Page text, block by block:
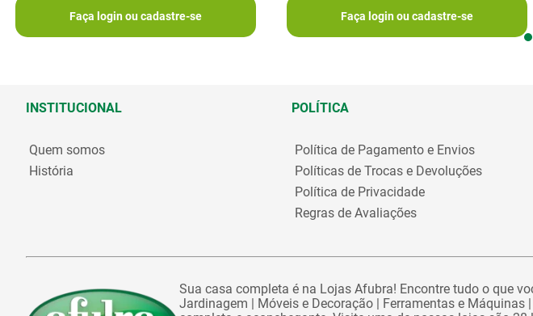
Faça login ou cadastre-se Faça login ou cadastre-se
INSTITUCIONAL
Quem somos
História
POLÍTICA
Política de Pagamento e Envios
Políticas de Trocas e Devoluções
Política de Privacidade
Regras de Avaliações
Sua casa completa é na Lojas Afubra! Encontre tudo o que
Jardinagem | Móveis e Decoração | Ferramentas e